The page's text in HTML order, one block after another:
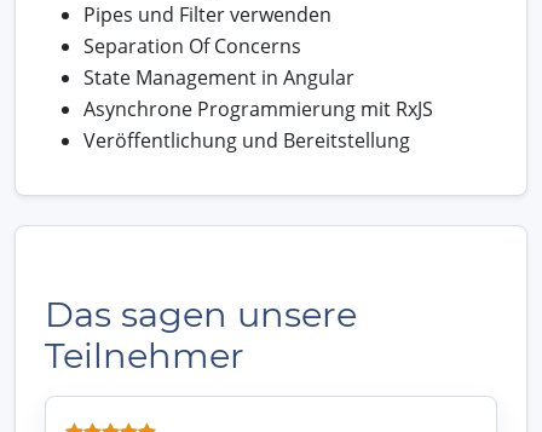
Pipes und Filter verwenden
Separation Of Concerns
State Management in Angular
Asynchrone Programmierung mit RxJS
Veröffentlichung und Bereitstellung
Das sagen unsere
Teilnehmer